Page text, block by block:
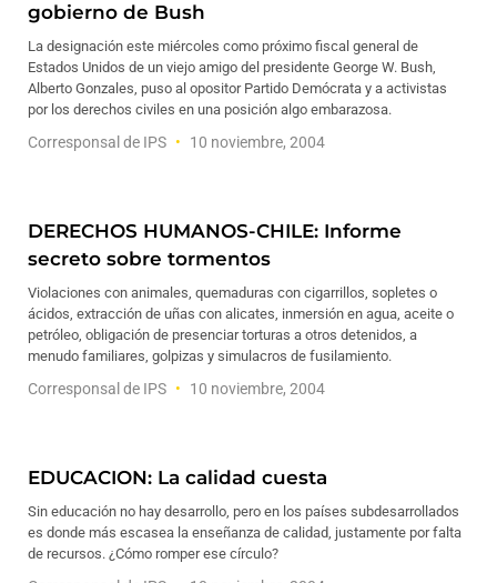
gobierno de Bush
La designación este miércoles como próximo fiscal general de
Estados Unidos de un viejo amigo del presidente George W. Bush,
Alberto Gonzales, puso al opositor Partido Demócrata y a activistas
por los derechos civiles en una posición algo embarazosa.
Corresponsal de IPS 10 noviembre, 2004
DERECHOS HUMANOS-CHILE: Informe
secreto sobre tormentos
Violaciones con animales, quemaduras con cigarrillos, sopletes o
ácidos, extracción de uñas con alicates, inmersión en agua, aceite o
petróleo, obligación de presenciar torturas a otros detenidos, a
menudo familiares, golpizas y simulacros de fusilamiento.
Corresponsal de IPS 10 noviembre, 2004
EDUCACION: La calidad cuesta
Sin educación no hay desarrollo, pero en los países subdesarrollados
es donde más escasea la enseñanza de calidad, justamente por falta
de recursos. ¿Cómo romper ese círculo?